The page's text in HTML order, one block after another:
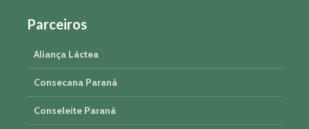
Parceiros
Aliança Láctea
Consecana Paraná
Conseleite Paraná